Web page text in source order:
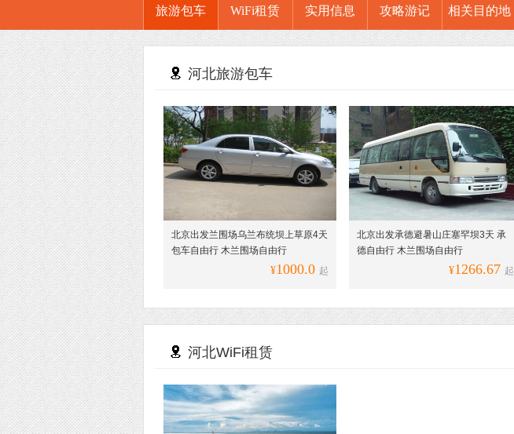
旅游包车 WiFi租赁 实用信息 攻略游记 相关目的地
河北旅游包车
北京出发兰围场乌兰布统坝上草原4天
包车自由行 木兰围场自由行
¥1000.0 起
北京出发承德避暑山庄塞罕坝3天 承
德自由行 木兰围场自由行
¥1266.67 起
河北WiFi租赁